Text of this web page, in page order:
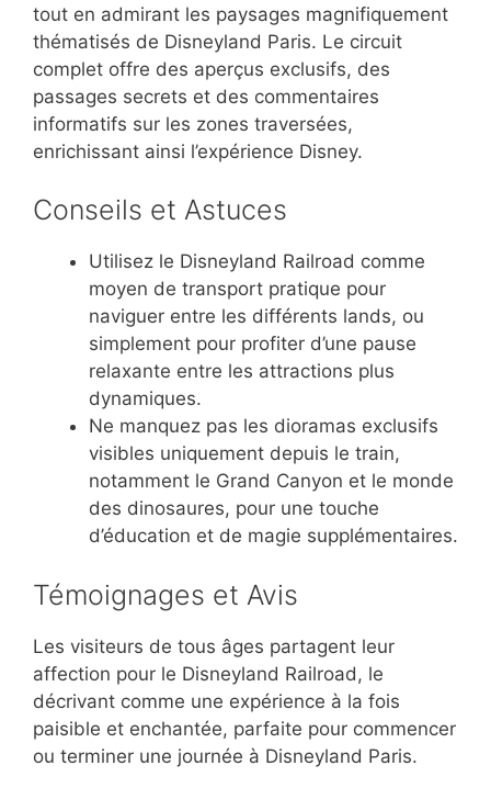
tout en admirant les paysages magnifiquement
thématisés de Disneyland Paris. Le circuit
complet offre des aperçus exclusifs, des
passages secrets et des commentaires
informatifs sur les zones traversées,
enrichissant ainsi l’expérience Disney.
Conseils et Astuces
Utilisez le Disneyland Railroad comme
moyen de transport pratique pour
naviguer entre les différents lands, ou
simplement pour profiter d’une pause
relaxante entre les attractions plus
dynamiques.
Ne manquez pas les dioramas exclusifs
visibles uniquement depuis le train,
notamment le Grand Canyon et le monde
des dinosaures, pour une touche
d’éducation et de magie supplémentaires.
Témoignages et Avis
Les visiteurs de tous âges partagent leur
affection pour le Disneyland Railroad, le
décrivant comme une expérience à la fois
paisible et enchantée, parfaite pour commencer
ou terminer une journée à Disneyland Paris.